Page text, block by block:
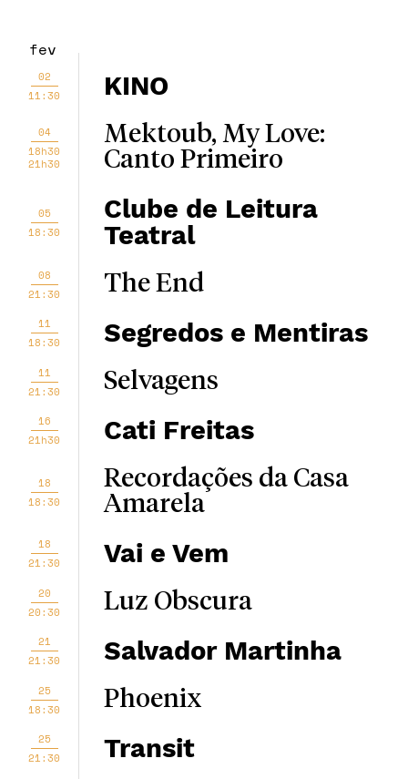
fev
02
11:30
KINO
04
18h30
21h30
Mektoub, My Love:
Canto Primeiro
05
18:30
Clube de Leitura
Teatral
08
21:30
The End
11
18:30
Segredos e Mentiras
11
21:30
Selvagens
16
21h30
Cati Freitas
18
18:30
Recordações da Casa
Amarela
18
21:30
Vai e Vem
20
20:30
Luz Obscura
21
21:30
Salvador Martinha
25
18:30
Phoenix
25
21:30
Transit